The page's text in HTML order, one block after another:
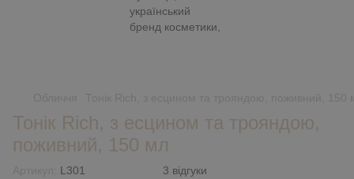
Тонік Rich, з есцином та трояндою,
поживний, 150 мл
L301 3 відгуки